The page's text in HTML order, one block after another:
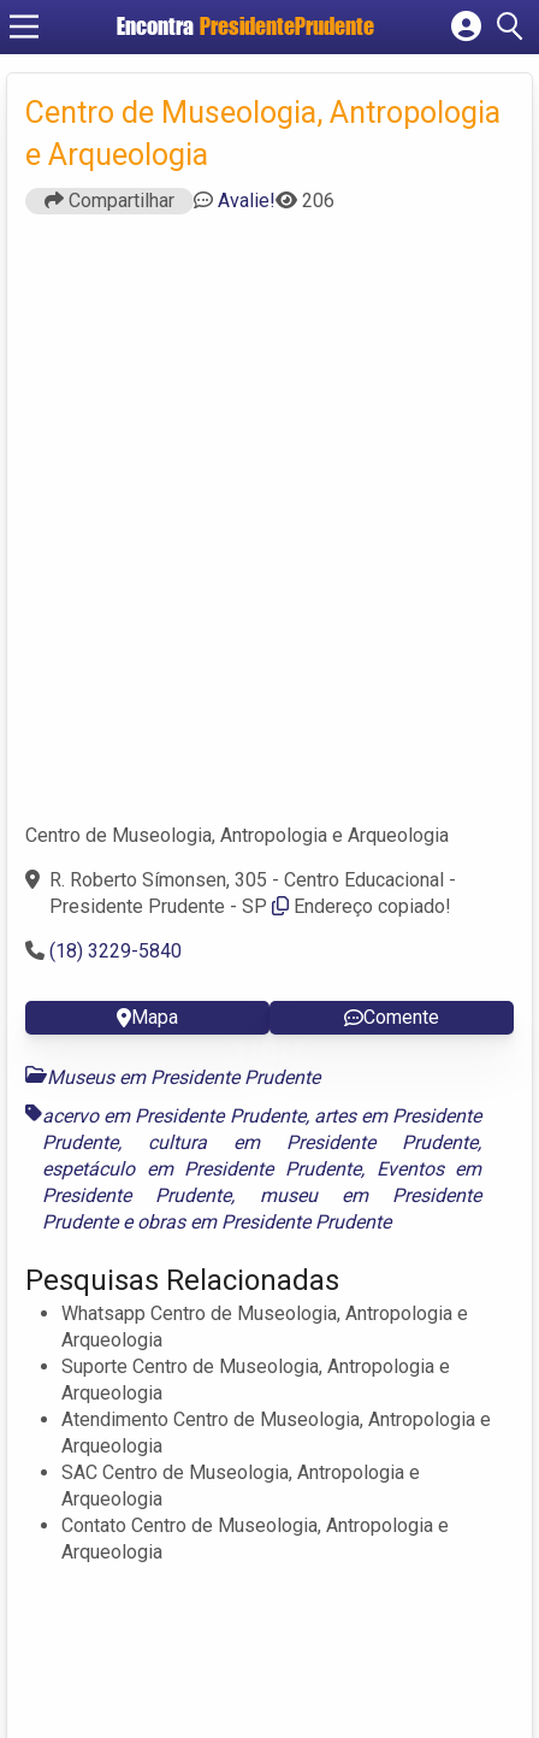
Encontra PresidentePrudente
Cadastrar empresa
Criar conta
Centro de Museologia, Antropologia
e Arqueologia
Compartilhar Avalie! 206
Centro de Museologia, Antropologia e Arqueologia
R. Roberto Símonsen, 305 - Centro Educacional -
Presidente Prudente - SP
Endereço copiado!
(18) 3229-5840
Mapa Comente
Museus em Presidente Prudente
acervo em Presidente Prudente, artes em Presidente
Prudente, cultura em Presidente Prudente,
espetáculo em Presidente Prudente, Eventos em
Presidente Prudente, museu em Presidente
Prudenteeobras em Presidente Prudente
Pesquisas Relacionadas
Whatsapp Centro de Museologia, Antropologia e
Arqueologia
Suporte Centro de Museologia, Antropologia e
Arqueologia
Atendimento Centro de Museologia, Antropologia e
Arqueologia
SAC Centro de Museologia, Antropologia e
Arqueologia
Contato Centro de Museologia, Antropologia e
Arqueologia